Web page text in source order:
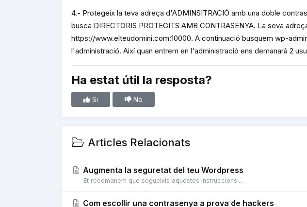
4.- Protegeix la teva adreça d'ADMINSITRACIÓ amb una doble
busca DIRECTORIS PROTEGITS AMB CONTRASENYA. La seva
https://www.elteudomini.com:10000. A continuació busquem wp-
l'administració. Així quan entrem en l'administració ens demanarà 2
Ha estat útil la resposta?
Si No
Articles Relacionats
Augmenta la seguretat del teu Wordpress
Et recomanem que segueixis aquestes instruccions:...
Com escollir una contrasenya a prova de hackers